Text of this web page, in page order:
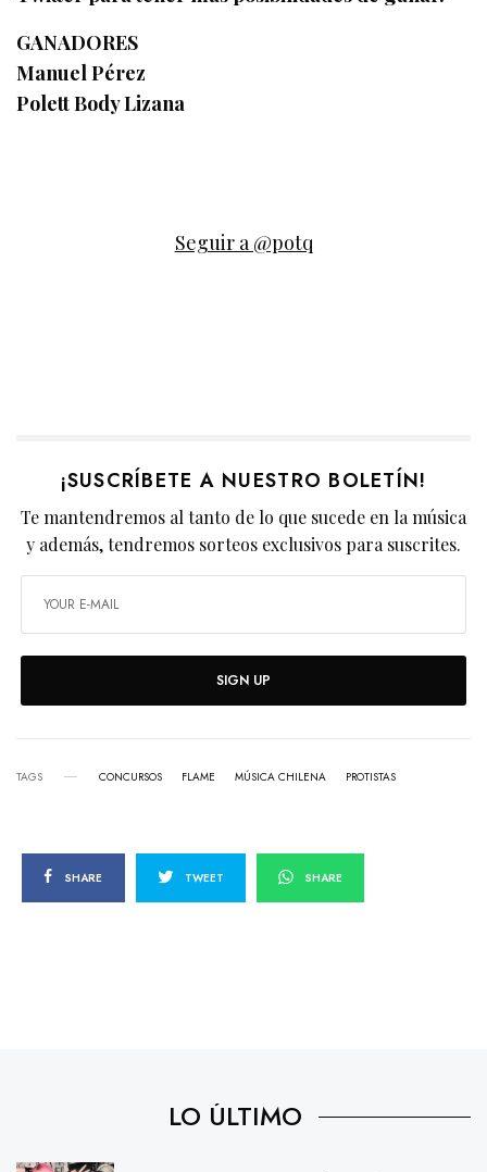
GANADORES
Manuel Pérez
Polett Body Lizana
Seguir a @potq
¡SUSCRÍBETE A NUESTRO BOLETÍN!
Te mantendremos al tanto de lo que sucede en la música
y además, tendremos sorteos exclusivos para suscrites.
SIGN UP
TAGS CONCURSOS FLAME MÚSICA CHILENA PROTISTAS
SHARE TWEET SHARE
LO ÚLTIMO